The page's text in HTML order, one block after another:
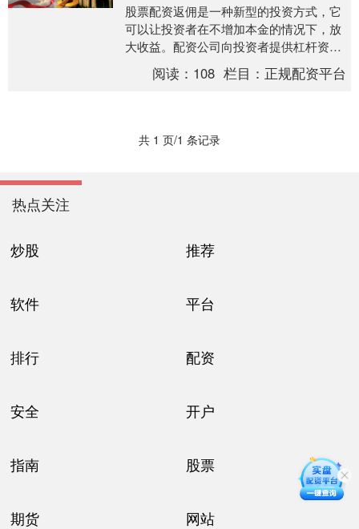
股票配资返佣是一种新型的投资方式，它
可以让投资者在不增加本金的情况下，放
大收益。配资公司向投资者提供杠杆资
金，投资者使用这些资金进行股票交易国
内期货配资代理，并....
阅读： 108 栏目： 正规配资平台
共 1 页/1 条记录
热点关注
炒股 推荐
软件 平台
排行 配资
安全 开户
指南 股票
期货 网站